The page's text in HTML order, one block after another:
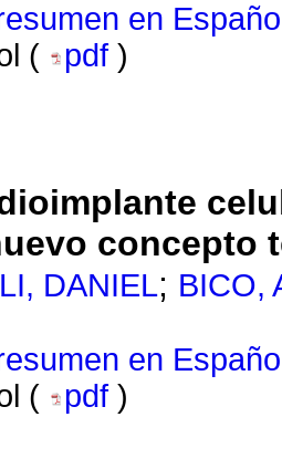
en
(
pdf )
concepto
DANIEL; BICO,
en
(
pdf )